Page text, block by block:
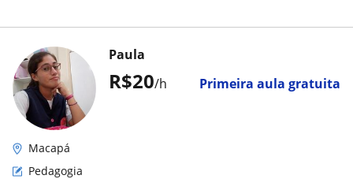
R$20/h Primeira aula gratuita
Paula
Macapá
Pedagogia